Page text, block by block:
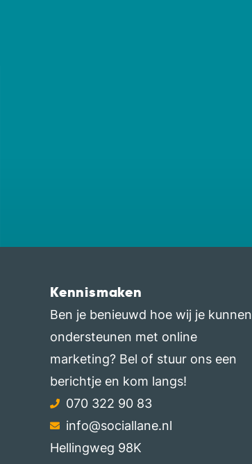
Kennismaken
Ben je benieuwd hoe wij je kunnen
ondersteunen met online
marketing? Bel of stuur ons een
berichtje en kom langs!
070 322 90 83
info@sociallane.nl
Hellingweg 98K